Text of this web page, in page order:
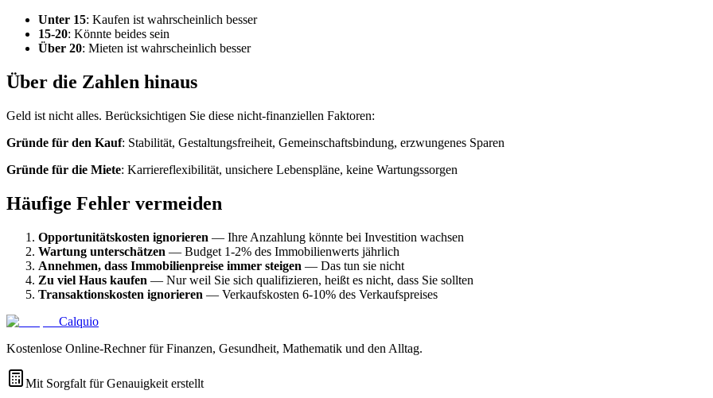
Unter 15: Kaufen ist wahrscheinlich besser
15-20: Könnte beides sein
Über 20: Mieten ist wahrscheinlich besser
Über die Zahlen hinaus
Geld ist nicht alles. Berücksichtigen Sie diese nicht-finanziellen Faktoren:
Gründe für den Kauf: Stabilität, Gestaltungsfreiheit, Gemeinschaftsbindung, erzwungenes Sparen
Gründe für die Miete: Karriereflexibilität, unsichere Lebenspläne, keine Wartungssorgen
Häufige Fehler vermeiden
Opportunitätskosten ignorieren — Ihre Anzahlung könnte bei Investition wachsen
Wartung unterschätzen — Budget 1-2% des Immobilienwerts jährlich
Annehmen, dass Immobilienpreise immer steigen — Das tun sie nicht
Zu viel Haus kaufen — Nur weil Sie sich qualifizieren, heißt es nicht, dass Sie sollten
Transaktionskosten ignorieren — Verkaufskosten 6-10% des Verkaufspreises
Calquio
Kostenlose Online-Rechner für Finanzen, Gesundheit, Mathematik und den Alltag.
Mit Sorgfalt für Genauigkeit erstellt